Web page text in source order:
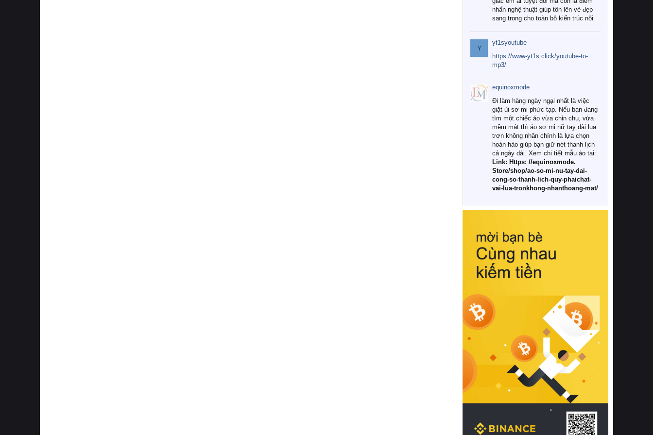
nhấn nghệ thuật giúp tôn lên vẻ đẹp
sang trọng cho toàn bộ kiến trúc nội
Tuy nhiên, giữa thị trường đa dạng
với vô vàn thương hiệu và mẫu mã
như hiện nay, làm thế nào để chọn
được những bộ chăn ga gối đệm cao
cấp thực sự chất lượng, phù hợp với
khí hậu và nhu cầu sử dụng của gia
đình? Hãy cùng chúng tôi đi tìm lời
giải đáp chi tiết qua bài viết dưới đây.
1. Tại sao các gia đình hiện đại lại ưa
chuộng chăn ga gối đệm cao cấp?
Khác với các dòng sản phẩm thông
thường, những bộ chăn ga gối đệm
cao cấp trải qua quy trình sản xuất
nghiêm ngặt từ khâu chọn lọc nguyên
liệu tự nhiên đến công nghệ dệt
nhuộm hiện đại không chứa hóa chất
này, bạn sẽ cảm nhận rõ rệt sự khác
hồi chuẩn xác của phần đệm nâng đỡ
cột sống.
Bên cạnh đó, việc lựa chọn các dòng
sản phẩm đạt chuẩn chất lượng quốc
tế còn giúp ngăn ngừa tình trạng kích
khuẩn và nấm mốc trong điều kiện
thời tiết nóng ẩm. Bạn có thể tìm hiểu
thêm các nghiên cứu khoa học về tác
động của giấc ngủ và môi trường
phòng ngủ đối với sức khỏe con
người tại Sleep Foundation (External
Link) để có cái nhìn toàn diện hơn.
2. Các tiêu chí vàng khi lựa chọn
chăn ga gối đệm cao cấp cho phòng
ngủ
Để sở hữu một bộ chăn ga gối đệm
cao cấp hoàn hảo cả về thẩm mỹ lẫn
công năng, người tiêu dùng cần cân
nhắc kỹ lưỡng các tiêu chí quan trọng
Y
yt1syoutube
https://www-yt1s.click/youtube-to-
mp3/
equinoxmode
Đi làm hàng ngày ngại nhất là việc
giặt ủi sơ mi phức tạp. Nếu bạn đang
tìm một chiếc áo vừa chỉn chu, vừa
mềm mát thì áo sơ mi nữ tay dài lụa
trơn không nhăn chính là lựa chọn
hoàn hảo giúp bạn giữ nét thanh lịch
cả ngày dài. Xem chi tiết mẫu áo tại:
Link: Https: //equinoxmode.
Store/shop/ao-so-mi-nu-tay-dai-
cong-so-thanh-lich-quy-phaichat-
vai-lua-tronkhong-nhanthoang-mat/